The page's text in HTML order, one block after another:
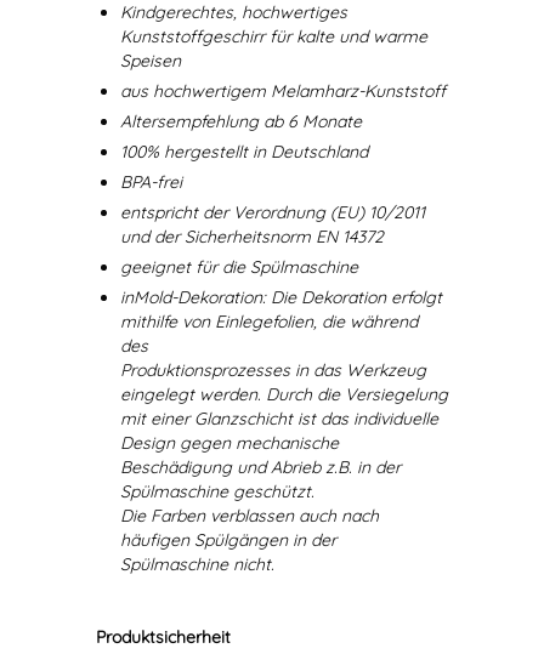
Kindgerechtes, hochwertiges
Kunststoffgeschirr für kalte und warme
Speisen
aus hochwertigem Melamharz-Kunststoff
Altersempfehlung ab 6 Monate
100% hergestellt in Deutschland
BPA-frei
entspricht der Verordnung (EU) 10/2011
und der Sicherheitsnorm EN 14372
geeignet für die Spülmaschine
inMold-Dekoration: Die Dekoration erfolgt
mithilfe von Einlegefolien, die während
des
Produktionsprozesses in das Werkzeug
eingelegt werden. Durch die Versiegelung
mit einer Glanzschicht ist das individuelle
Design gegen mechanische
Beschädigung und Abrieb z.B. in der
Spülmaschine geschützt.
Die Farben verblassen auch nach
häufigen Spülgängen in der
Spülmaschine nicht.
Produktsicherheit